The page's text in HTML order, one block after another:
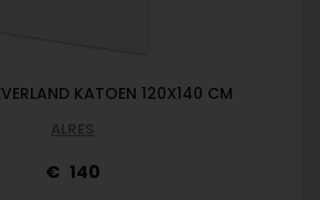
KATOEN 120X140 CM
ALRES
140